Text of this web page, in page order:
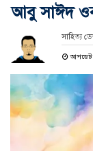
আবু সাঈদ
সাহিত্য
আপডেট